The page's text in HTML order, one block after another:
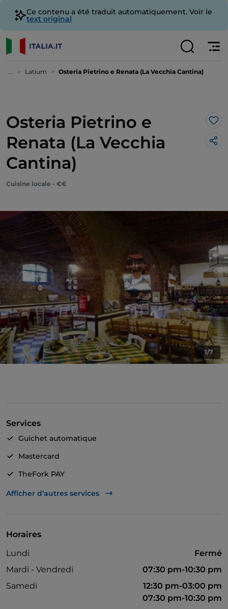
Ce contenu a été traduit automatiquement. Voir le
text original
... Latium Osteria Pietrino e Renata (La Vecchia Cantina)
Osteria Pietrino e
Renata (La Vecchia
Cantina)
Cuisine locale - €€
1/7
Services
Guichet automatique
Mastercard
TheFork PAY
UnionPay via TheFork PAY
Afficher d’autres services
Horaires
Lundi
Fermé
Mardi - Vendredi
07:30 pm-10:30 pm
Samedi
12:30 pm-03:00 pm
07:30 pm-10:30 pm